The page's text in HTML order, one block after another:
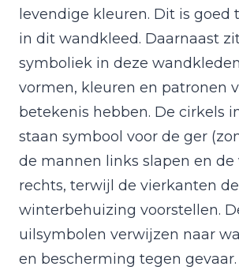
levendige kleuren. Dit is goed
in dit wandkleed. Daarnaast
symboliek in deze
vormen, kleuren en patronen
betekenis hebben. De cirkels
staan symbool voor de ger
de mannen links slapen en de
rechts, terwijl de vierkanten de
winterbehuizing voorstellen.
uilsymbolen verwijzen naar
en bescherming tegen gevaar.